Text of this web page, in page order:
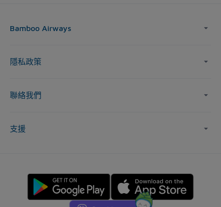
Bamboo Airways
隱私政策
聯絡我們
支援